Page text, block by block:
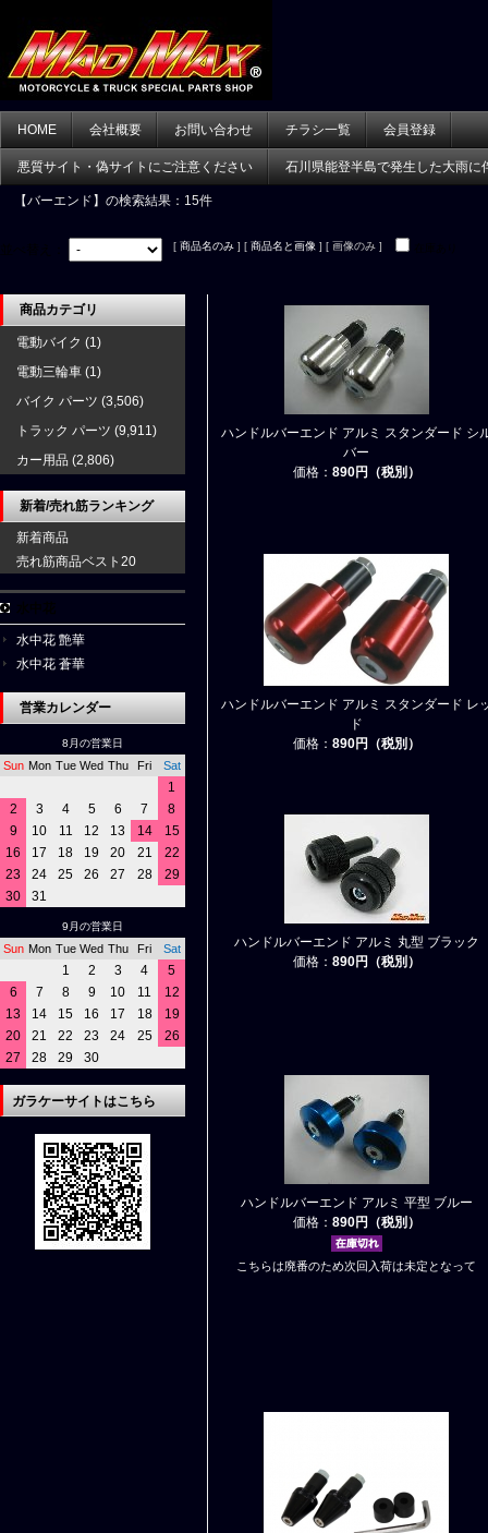
HOME 会社概要 お問い合わせ チラシ一覧 会員登録
悪質サイト・偽サイトにご注意ください 石川県能登半島で発生した大雨に
【バーエンド】 の検索結果：15件
[ 商品名のみ ] [ 商品名と画像 ] [ 画像のみ ]
ハンドルバーエンド アルミ スタンダード シ
バー
価格： 890円（税別）
ハンドルバーエンド アルミ スタンダード レ
ド
価格： 890円（税別）
ハンドルバーエンド アルミ 丸型 ブラック
価格： 890円（税別）
ハンドルバーエンド アルミ 平型 ブルー
価格： 890円（税別）
こちらは廃番のため次回入荷は未定となって
商品カテゴリ
電動バイク (1)
電動三輪車 (1)
バイク パーツ (3,506)
トラック パーツ (9,911)
カー用品 (2,806)
新着/売れ筋ランキング
新着商品
売れ筋商品ベスト20
水中花 艶華
水中花 蒼華
営業カレンダー
8月の営業日
Sun Mon Tue Wed Thu Fri Sat
1
2
3 4 5 6 7
8
9
10 11 12 13 14
15
16
17 18 19 20 21
22
23
24 25 26 27 28
29
30
31
9月の営業日
Sun Mon Tue Wed Thu Fri Sat
1 2 3 4
5
6
7 8 9 10 11
12
13
14 15 16 17 18
19
20
21 22 23 24 25
26
27
28 29 30
ガラケーサイトはこちら